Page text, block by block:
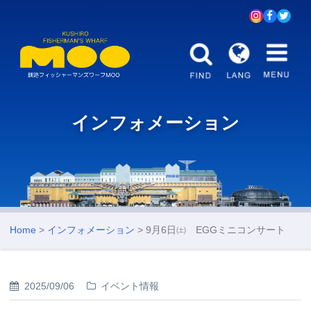
インフォメーション
Home > インフォメーション > 9月6日㈯ EGGミニコンサート
2025/09/06 イベント情報